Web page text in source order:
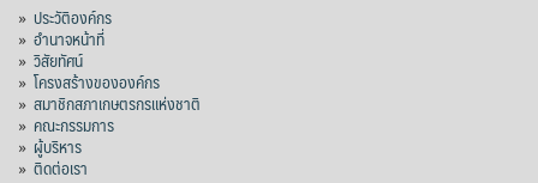
» ประวัติองค์กร
» อำนาจหน้าที่
» วิสัยทัศน์
» โครงสร้างขององค์กร
» สมาชิกสภาเกษตรกรแห่งชาติ
» คณะกรรมการ
» ผู้บริหาร
» ติดต่อเรา